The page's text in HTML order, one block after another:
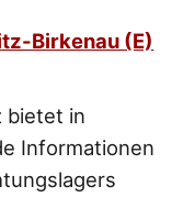
Birkenau (E)
bietet in
Informationen